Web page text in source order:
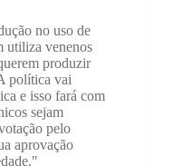
no uso de
utiliza venenos
produzir
política vai
e isso fará com
sejam
pelo
aprovação